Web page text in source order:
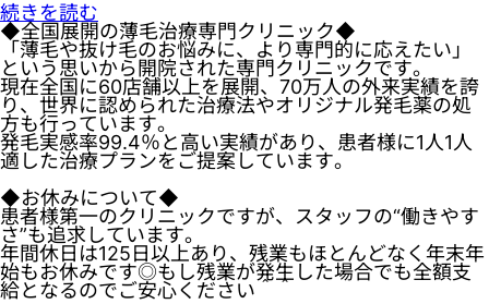
続きを読む
◆全国展開の薄毛治療専門クリニック◆
「薄毛や抜け毛のお悩みに、より専門的に応えたい」
という思いから開院された専門クリニックです。
現在全国に60店舗以上を展開、70万人の外来実績を誇
り、世界に認められた治療法やオリジナル発毛薬の処
方も行っています。
発毛実感率99.4％と高い実績があり、患者様に1人1人
適した治療プランをご提案しています。
◆お休みについて◆
患者様第一のクリニックですが、スタッフの“働きやす
さ”も追求しています。
年間休日は125日以上あり、残業もほとんどなく年末年
始もお休みです◎もし残業が発生した場合でも全額支
給となるのでご安心ください＾＾